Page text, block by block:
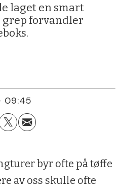
laget en smart
grep forvandler
09:45
byr ofte på tøffe
av oss skulle ofte